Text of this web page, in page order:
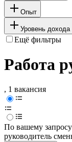
Опыт
Уровень дохода
Ещё фильтры
Работа
, 1 вакансия
По вашему
руководитель